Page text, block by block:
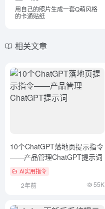
用自己的照片生成一套Q萌风格
的卡通贴纸
相关文章
10个ChatGPT落地页提示指令
——产品管理ChatGPT提示词
AI实用指令
2年前 55K